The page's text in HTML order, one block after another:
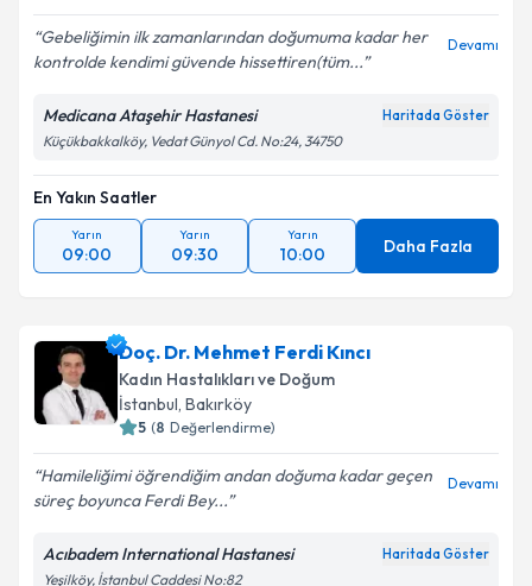
Gebeliğimin ilk zamanlarından doğumuma kadar her
kontrolde kendimi güvende hissettiren(tüm...
Devamı
Medicana Ataşehir Hastanesi Haritada Göster
Küçükbakkalköy, Vedat Günyol Cd. No:24, 34750
En Yakın Saatler
Yarın
09:00
Yarın
09:30
Yarın
10:00 Daha Fazla
Doç. Dr. Mehmet Ferdi Kıncı
Kadın Hastalıkları ve Doğum
İstanbul, Bakırköy
5 (8 Değerlendirme)
Hamileliğimi öğrendiğim andan doğuma kadar geçen
süreç boyunca Ferdi Bey...
Devamı
Acıbadem International Hastanesi Haritada Göster
Yeşilköy, İstanbul Caddesi No:82